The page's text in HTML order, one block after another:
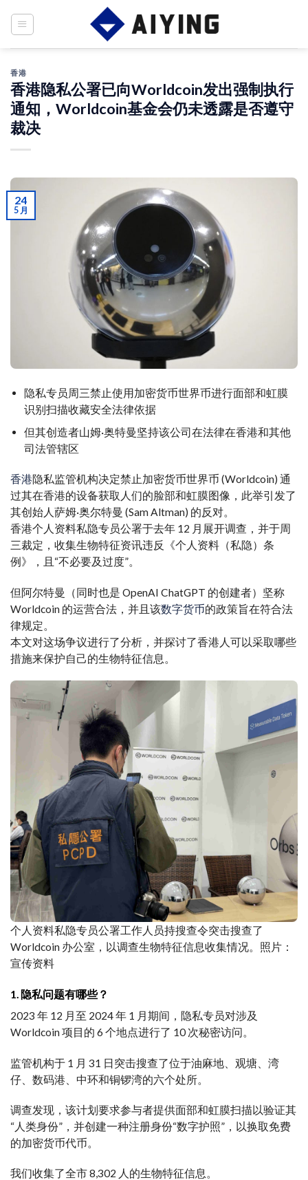
香港
香港隐私公署已向Worldcoin发出强制执行
通知，Worldcoin基金会仍未透露是否遵守
裁决
24
5 月
隐私专员周三禁止使用加密货币世界币进行面部和虹膜
识别扫描收藏安全法律依据
但其创造者山姆·奥特曼坚持该公司在法律在香港和其他
司法管辖区
香港隐私监管机构决定禁止加密货币世界币 (Worldcoin) 通
过其在香港的设备获取人们的脸部和虹膜图像，此举引发了
其创始人萨姆·奥尔特曼 (Sam Altman) 的反对。
香港个人资料私隐专员公署于去年 12 月展开调查，并于周
三裁定，收集生物特征资讯违反《个人资料（私隐）条
例》，且“不必要及过度”。
但阿尔特曼（同时也是 OpenAI ChatGPT 的创建者）坚称
Worldcoin 的运营合法，并且该数字货币的政策旨在符合法
律规定。
本文对这场争议进行了分析，并探讨了香港人可以采取哪些
措施来保护自己的生物特征信息。
个人资料私隐专员公署工作人员持搜查令突击搜查了
Worldcoin 办公室，以调查生物特征信息收集情况。照片：
宣传资料
1. 隐私问题有哪些？
2023 年 12 月至 2024 年 1 月期间，隐私专员对涉及
Worldcoin 项目的 6 个地点进行了 10 次秘密访问。
监管机构于 1 月 31 日突击搜查了位于油麻地、观塘、湾
仔、数码港、中环和铜锣湾的六个处所。
调查发现，该计划要求参与者提供面部和虹膜扫描以验证其
“人类身份”，并创建一种注册身份“数字护照”，以换取免费
的加密货币代币。
我们收集了全市 8,302 人的生物特征信息。